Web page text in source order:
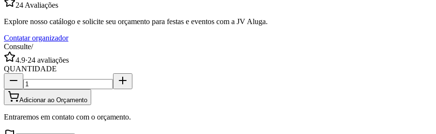
24 Avaliações
Explore nosso catálogo e solicite seu orçamento para festas e eventos com a JV Aluga.
Contatar organizador
Consulte/
4.9·24 avaliações
QUANTIDADE
Adicionar ao Orçamento
Entraremos em contato com o orçamento.